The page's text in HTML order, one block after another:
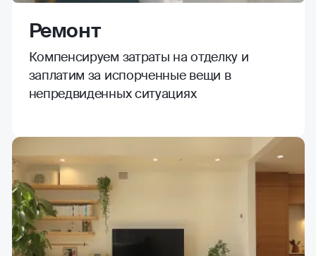
Ремонт
Компенсируем затраты на отделку и
заплатим за испорченные вещи в
непредвиденных ситуациях